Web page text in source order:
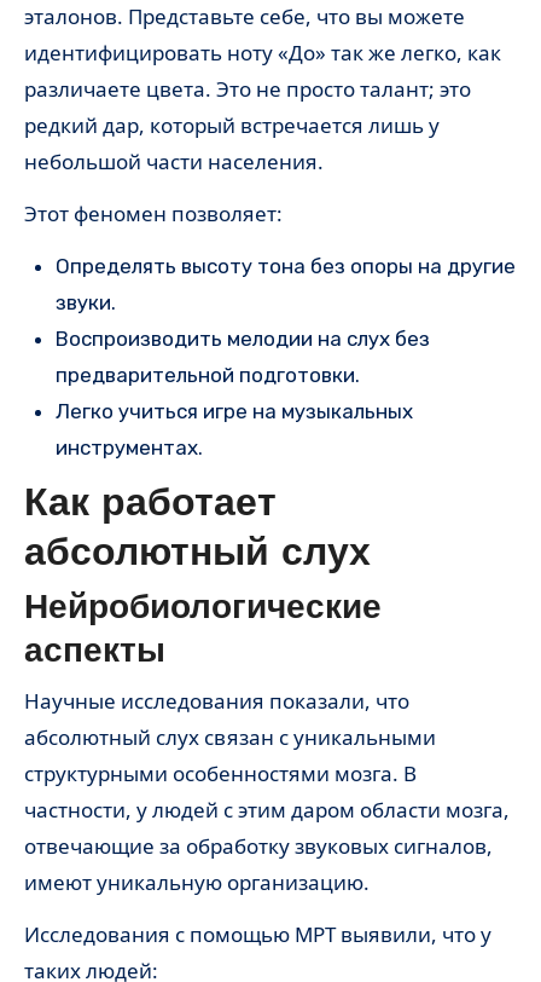
эталонов. Представьте себе, что вы можете
идентифицировать ноту «До» так же легко, как
различаете цвета. Это не просто талант; это
редкий дар, который встречается лишь у
небольшой части населения.
Этот феномен позволяет:
Определять высоту тона без опоры на другие
звуки.
Воспроизводить мелодии на слух без
предварительной подготовки.
Легко учиться игре на музыкальных
инструментах.
Как работает
абсолютный слух
Нейробиологические
аспекты
Научные исследования показали, что
абсолютный слух связан с уникальными
структурными особенностями мозга. В
частности, у людей с этим даром области мозга,
отвечающие за обработку звуковых сигналов,
имеют уникальную организацию.
Исследования с помощью МРТ выявили, что у
таких людей: